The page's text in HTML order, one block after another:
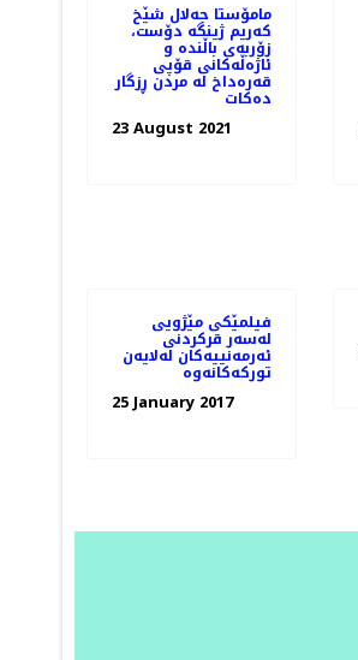
مامۆستا جەلال شێخ
کەریم ژینگە دۆست،
زۆربەی باڵندە و
ئاژەڵەکانی قۆپی
قەرەداخ لە مردن ڕزگار
دەکات
23 August 2021
فیلمێکی مێژویی
لەسەر قرکردنی
ئەرمەنییەکان لەلایەن
تورکەکانەوە
25 January 2017